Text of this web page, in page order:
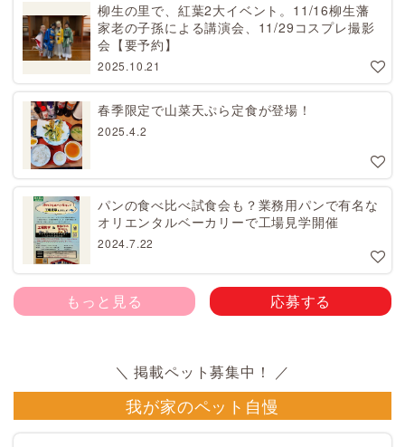
柳生の里で、紅葉2大イベント。11/16柳生藩
家老の子孫による講演会、11/29コスプレ撮影
会【要予約】
2025.10.21
春季限定で山菜天ぷら定食が登場！
2025.4.2
パンの食べ比べ試食会も？業務用パンで有名な
オリエンタルベーカリーで工場見学開催
2024.7.22
もっと見る 応募する
我が家のペット自慢